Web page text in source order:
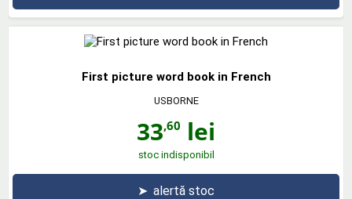
First picture word book in French
USBORNE
33,60 lei
stoc indisponibil
➤ alertă stoc